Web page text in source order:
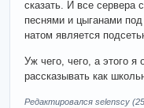
сказать. И все сервера
песнями и цыганами
натом является
Уж чего, чего, а этого я
рассказывать как
Редактировался selenscy